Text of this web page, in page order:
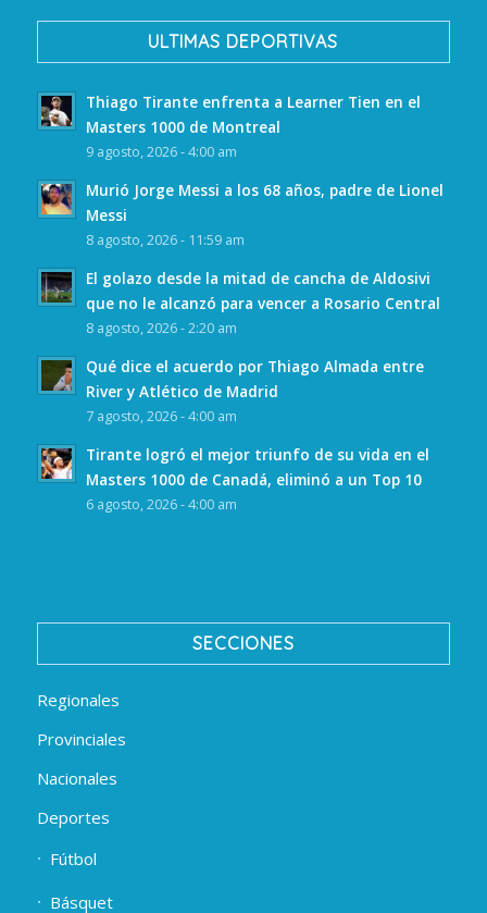
ULTIMAS DEPORTIVAS
Thiago Tirante enfrenta a Learner Tien en el
Masters 1000 de Montreal
9 agosto, 2026 - 4:00 am
Murió Jorge Messi a los 68 años, padre de Lionel
Messi
8 agosto, 2026 - 11:59 am
El golazo desde la mitad de cancha de Aldosivi
que no le alcanzó para vencer a Rosario Central
8 agosto, 2026 - 2:20 am
Qué dice el acuerdo por Thiago Almada entre
River y Atlético de Madrid
7 agosto, 2026 - 4:00 am
Tirante logró el mejor triunfo de su vida en el
Masters 1000 de Canadá, eliminó a un Top 10
6 agosto, 2026 - 4:00 am
SECCIONES
Regionales
Provinciales
Nacionales
Deportes
Fútbol
Básquet